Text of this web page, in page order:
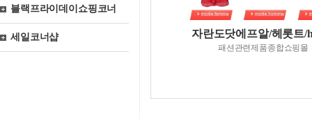
블랙프라이데이쇼핑코너
세일코너샵 자란도닷에프알/헤롯트/
패션관련제품종합쇼핑몰